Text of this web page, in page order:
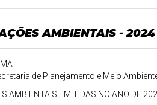
AMBIENTAIS - 2024
de Planejamento e Meio
AMBIENTAIS EMITIDAS NO ANO DE